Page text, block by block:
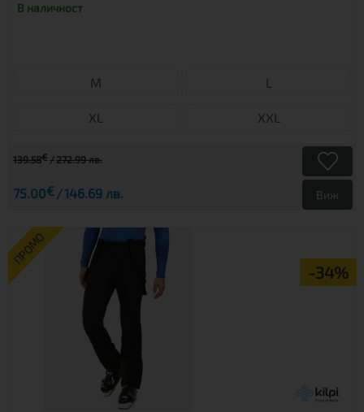
В наличност
М L
XL XXL
139.58€ 272.99 лв.
75.00€ 146.69 лв. Виж
ПРОМО
-34%